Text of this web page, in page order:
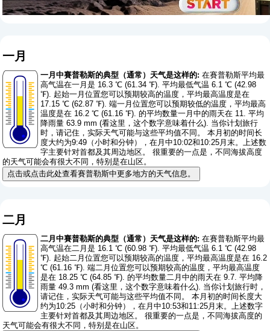
一月
一月中賽普勒斯的典型（通常）天气是这样的: 在賽普勒斯平均最
高气温在一月是 16.3 ℃ (61.34 ℉). 平均最低气温 6.1 ℃ (42.98
℉). 起始一月位置您可以预期较高的温度，平均最高温度是在
17.15 ℃ (62.87 ℉). 端一月位置您可以预期较低的温度，平均最高
温度是在 16.2 ℃ (61.16 ℉). 的平均数量一月中的雨天在 11. 平均
降雨量 63.9 mm (看这里，这个数字意味着什么). 当你计划旅行
时，请记住，实际天气可能与这些平均值不同。 本月初的时间长
度大约为9:49（小时和分钟），在月中10:02和10:25月末。上述数
字主要针对首都及其周边地区。 很重要的一点是，不同海拔高度
的天气可能会有很大不同，特别是在山区。
点击或点击此处查看賽普勒斯中更多地方的天气信息。
二月
二月中賽普勒斯的典型（通常）天气是这样的: 在賽普勒斯平均最
高气温在二月是 16.1 ℃ (60.98 ℉). 平均最低气温 6.1 ℃ (42.98
℉). 起始二月位置您可以预期较高的温度，平均最高温度是在 16.2
℃ (61.16 ℉). 端二月位置您可以预期较高的温度，平均最高温度
是在 18.25 ℃ (64.85 ℉). 的平均数量二月中的雨天在 9.7. 平均降
雨量 49.3 mm (看这里，这个数字意味着什么). 当你计划旅行时，
请记住，实际天气可能与这些平均值不同。 本月初的时间长度大
约为10:25（小时和分钟），在月中10:53和11:25月末。上述数字
主要针对首都及其周边地区。 很重要的一点是，不同海拔高度的
天气可能会有很大不同，特别是在山区。